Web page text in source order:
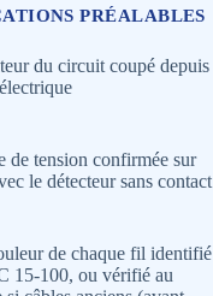
PRÉALABLES
du circuit coupé depuis
de tension confirmée sur
le détecteur sans contact
de chaque fil identifié
15-100, ou vérifié au